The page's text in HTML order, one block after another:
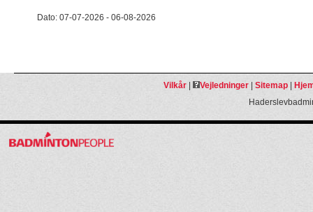
Dato: 07-07-2026 - 06-08-2026
Vilkår| Vejledninger| Sitemap|